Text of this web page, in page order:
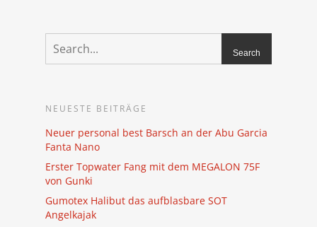
NEUESTE BEITRÄGE
Neuer personal best Barsch an der Abu Garcia
Fanta Nano
Erster Topwater Fang mit dem MEGALON 75F
von Gunki
Gumotex Halibut das aufblasbare SOT
Angelkajak